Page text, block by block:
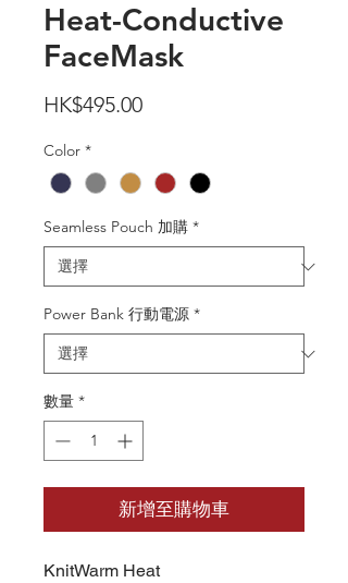
Heat-Conductive
FaceMask
HK$495.00價
Color *
Seamless Pouch 加購 *
Power Bank 行動電源 *
數量 *
新增至購物車
KnitWarm Heat